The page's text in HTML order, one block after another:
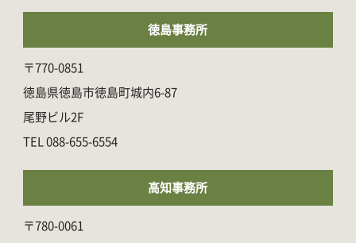
徳島事務所
〒770-0851
徳島県徳島市徳島町城内6-87
尾野ビル2F
088-655-6554
高知事務所
〒780-0061